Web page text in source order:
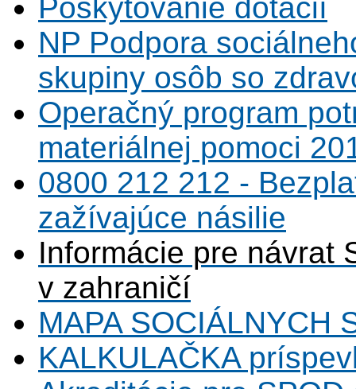
Poskytovanie dotácií
NP Podpora
skupiny osôb so
Operačný program
materiálnej pomoci
0800 212 212 -
zažívajúce násilie
Informácie pre návrat
v zahraničí
MAPA SOCIÁLNYCH
KALKULAČKA